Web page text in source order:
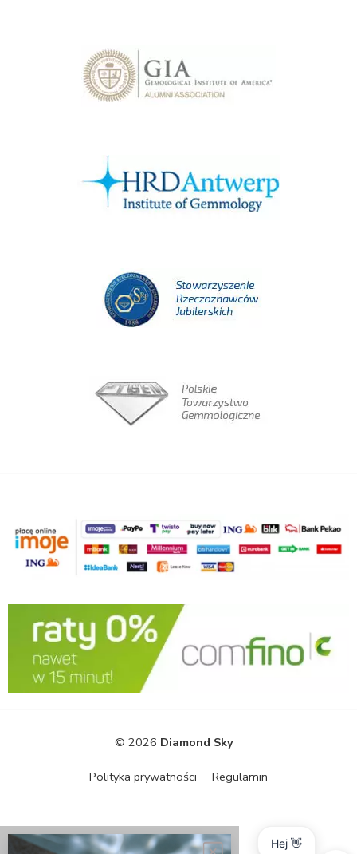
© 2026 Diamond Sky
Polityka prywatności Regulamin